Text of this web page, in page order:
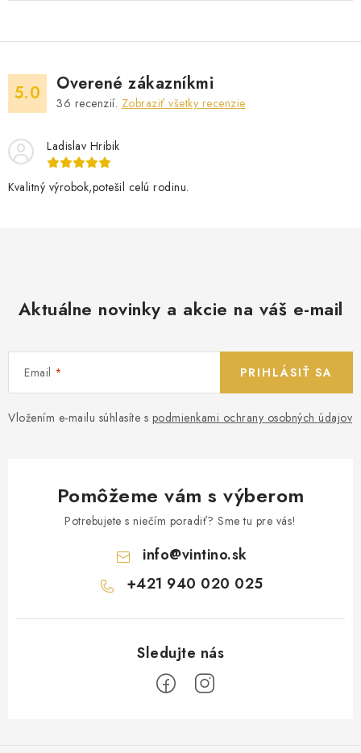
5.0 Overené zákazníkmi
36 recenzií. Zobraziť všetky recenzie
Ladislav Hribik
Kvalitný výrobok,potešil celú rodinu.
Aktuálne novinky a akcie na váš e-mail
Email
Vložením e-mailu súhlasíte s podmienkami ochrany osobných údajov
PRIHLÁSIŤ SA
Pomôžeme vám s výberom
Potrebujete s niečím poradiť? Sme tu pre vás!
info@vintino.sk
+421 940 020 025